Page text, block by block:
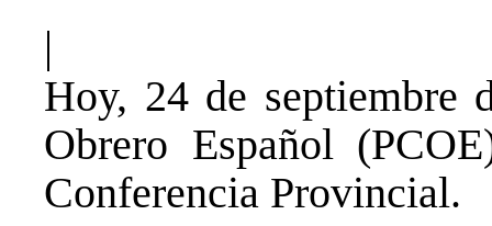
|
Hoy, 24 de septiembre
Obrero Español
Conferencia Provincial.